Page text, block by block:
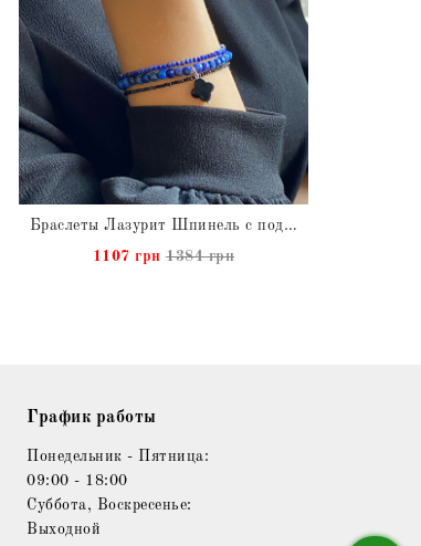
Браслеты Лазурит Шпинель с подвеской Агат натуральные Сет из 3
1107 грн 1384 грн
График работы
Понедельник - Пятница:
09:00 - 18:00
Суббота, Воскресенье:
Выходной